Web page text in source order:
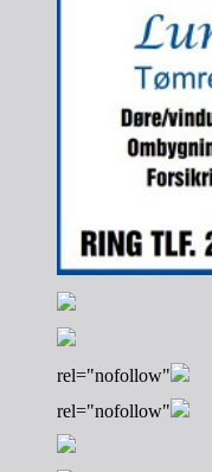
rel="nofollow"
rel="nofollow"